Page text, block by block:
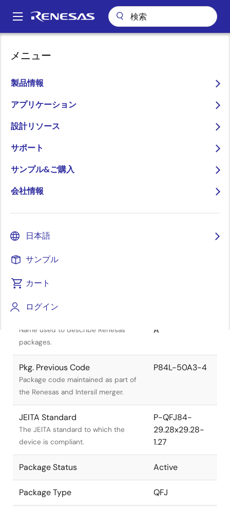
ン
Main
メニュー
製品情報
アプリケーション
設計リソース
サポート
サンプル&ご購入
会社情報
日本語
サンプル
カート
ログイン
パ
ン
く
ず
Name used to describe Renesas
packages.
A
Pkg. Previous Code
Package code maintained as part of
the Renesas and Intersil merger.
P84L-50A3-4
JEITA Standard
The JEITA standard to which the
device is compliant.
P-QFJ84-
29.28x29.28-
1.27
Package Status Active
Package Type QFJ